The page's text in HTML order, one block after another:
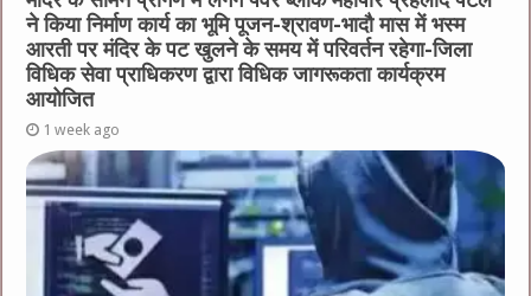
ने किया निर्माण कार्य का भूमि पूजन-श्रावण-भादौ मास में भस्म
आरती पर मंदिर के पट खुलने के समय में परिवर्तन रहेगा-जिला
विधिक सेवा प्राधिकरण द्वारा विधिक जागरूकता कार्यक्रम
आयोजित
1 week ago